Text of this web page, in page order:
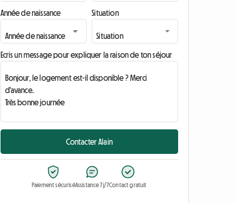
Année de naissance Situation
Ecris un message pour expliquer la raison de ton séjour
Contacter Alain
Paiement sécuriséAssistance 7j/7Contact gratuit